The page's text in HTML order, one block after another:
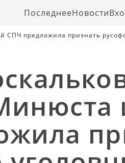
ПоследнееНовости
СПЧ предложила признать